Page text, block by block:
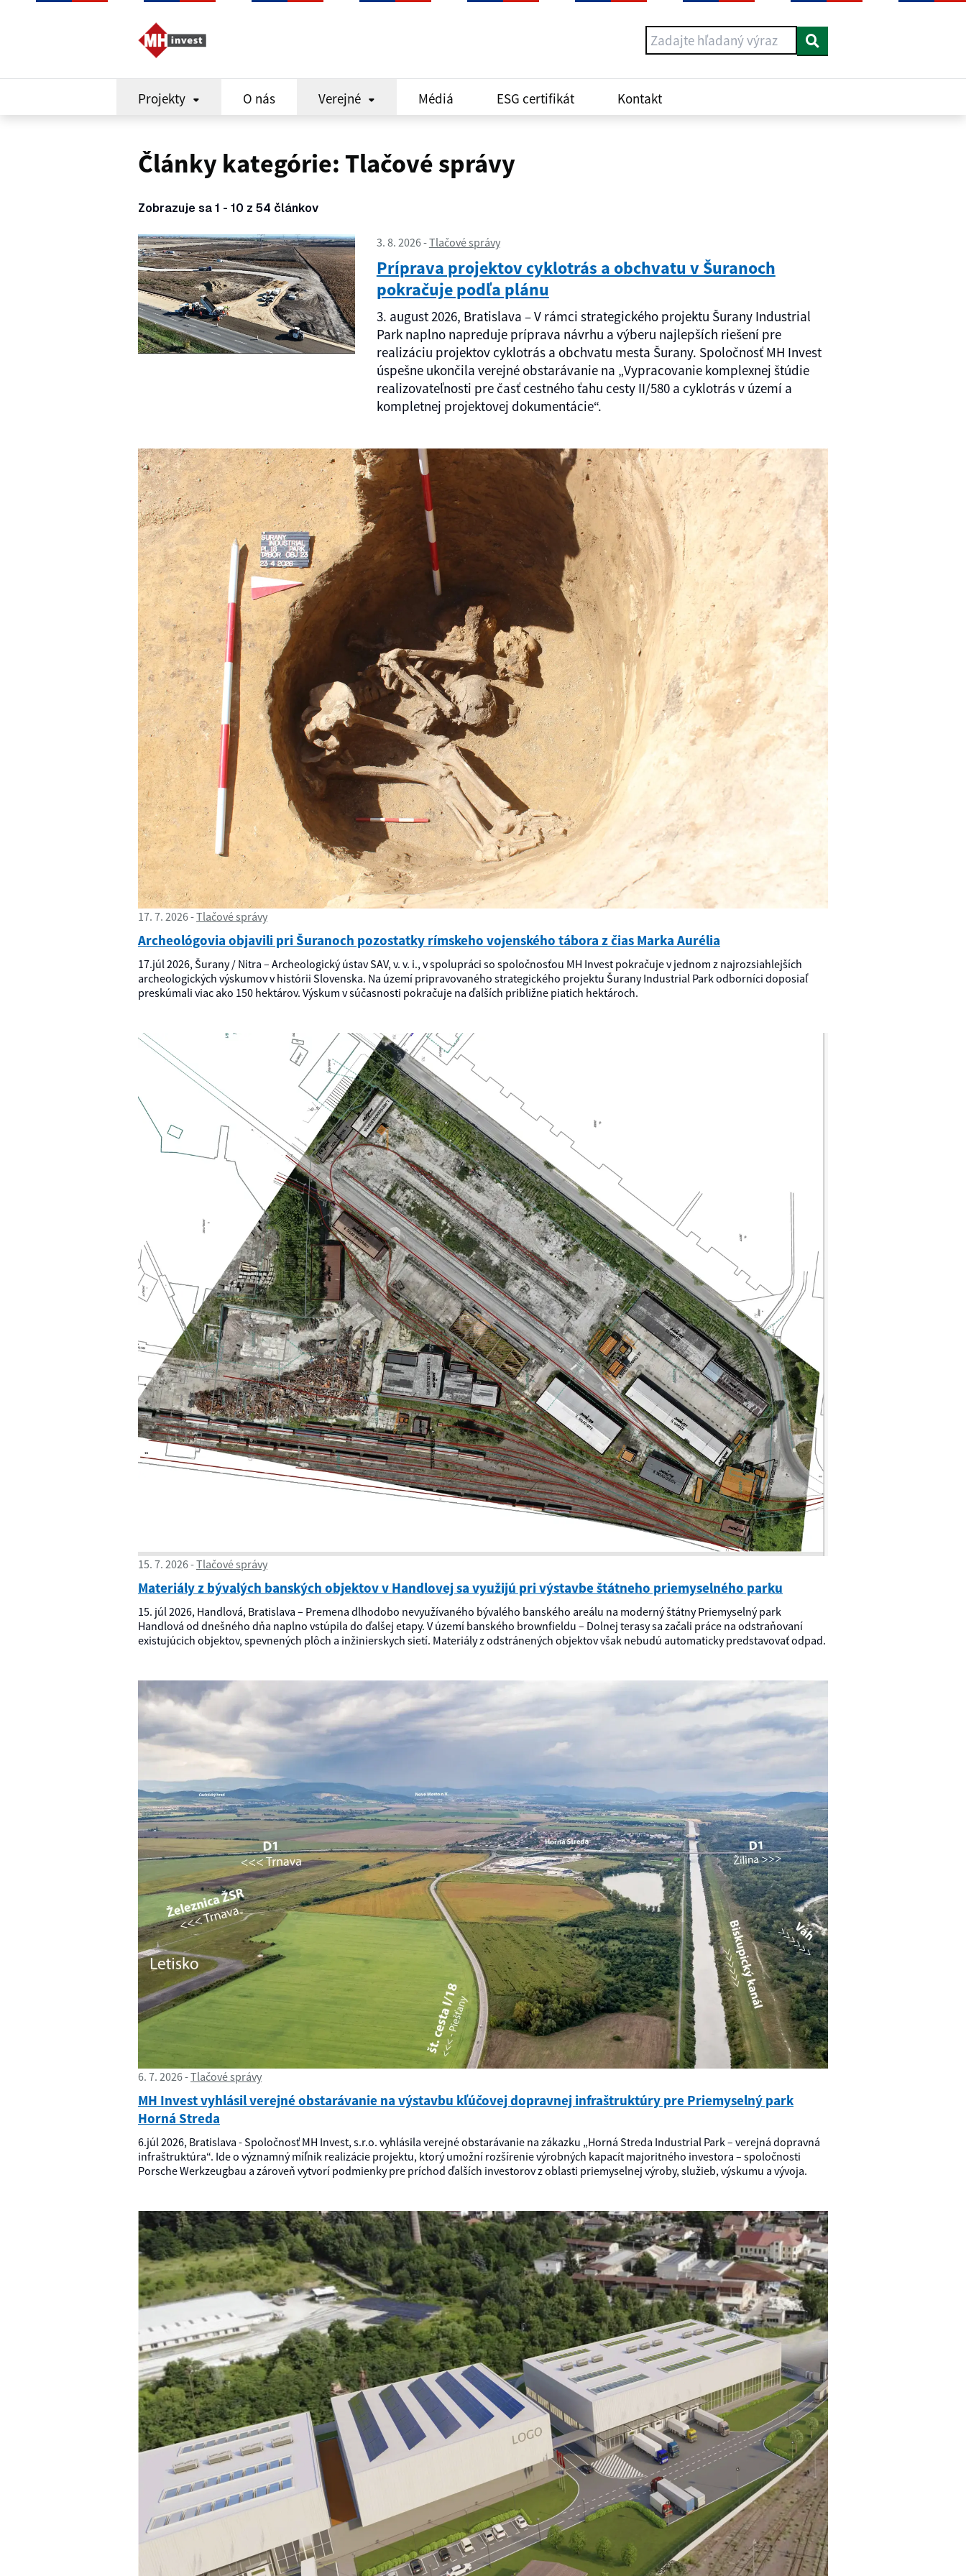
Vyhľadať
Projekty O nás Verejné Médiá ESG certifikát Kontakt
Články kategórie: Tlačové správy
Zobrazuje sa 1 - 10 z 54 článkov
3. 8. 2026 Tlačové správy
Príprava projektov cyklotrás a obchvatu v Šuranoch
pokračuje podľa plánu
3. august 2026, Bratislava – V rámci strategického projektu Šurany Industrial
Park naplno napreduje príprava návrhu a výberu najlepších riešení pre
realizáciu projektov cyklotrás a obchvatu mesta Šurany. Spoločnosť MH Invest
úspešne ukončila verejné obstarávanie na „Vypracovanie komplexnej štúdie
realizovateľnosti pre časť cestného ťahu cesty II/580 a cyklotrás v území a
kompletnej projektovej dokumentácie“.
17. 7. 2026 Tlačové správy
Archeológovia objavili pri Šuranoch pozostatky rímskeho vojenského tábora z čias Marka Aurélia
17.júl 2026, Šurany / Nitra – Archeologický ústav SAV, v. v. i., v spolupráci so spoločnosťou MH Invest pokračuje v jednom z najrozsiahlejších
archeologických výskumov v histórii Slovenska. Na území pripravovaného strategického projektu Šurany Industrial Park odborníci doposiaľ
preskúmali viac ako 150 hektárov. Výskum v súčasnosti pokračuje na ďalších približne piatich hektároch.
15. 7. 2026 Tlačové správy
Materiály z bývalých banských objektov v Handlovej sa využijú pri výstavbe štátneho priemyselného parku
15. júl 2026, Handlová, Bratislava – Premena dlhodobo nevyužívaného bývalého banského areálu na moderný štátny Priemyselný park
Handlová od dnešného dňa naplno vstúpila do ďalšej etapy. V území banského brownfieldu – Dolnej terasy sa začali práce na odstraňovaní
existujúcich objektov, spevnených plôch a inžinierskych sietí. Materiály z odstránených objektov však nebudú automaticky predstavovať odpad.
6. 7. 2026 Tlačové správy
MH Invest vyhlásil verejné obstarávanie na výstavbu kľúčovej dopravnej infraštruktúry pre Priemyselný park
Horná Streda
6.júl 2026, Bratislava - Spoločnosť MH Invest, s.r.o. vyhlásila verejné obstarávanie na zákazku „Horná Streda Industrial Park – verejná dopravná
infraštruktúra“. Ide o významný míľnik realizácie projektu, ktorý umožní rozšírenie výrobných kapacít majoritného investora – spoločnosti
Porsche Werkzeugbau a zároveň vytvorí podmienky pre príchod ďalších investorov z oblasti priemyselnej výroby, služieb, výskumu a vývoja.